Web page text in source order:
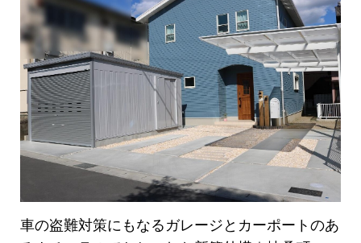
車の盗難対策にもなるガレージとカーポートのあ